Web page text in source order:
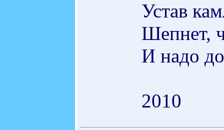
Устав
Шепнет,
И надо
2010